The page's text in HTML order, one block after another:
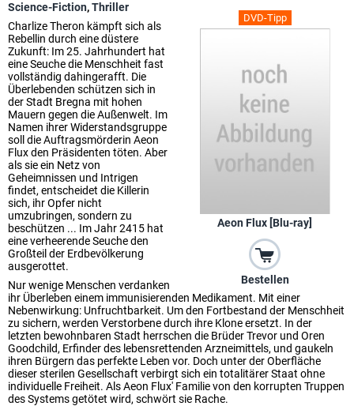
DVD-Tipp
Aeon Flux [Blu-ray]
Bestellen
Science-Fiction,Thriller
Charlize Theron kämpft sich als
Rebellin durch eine düstere
Zukunft: Im 25. Jahrhundert hat
eine Seuche die Menschheit fast
vollständig dahingerafft. Die
Überlebenden schützen sich in
der Stadt Bregna mit hohen
Mauern gegen die Außenwelt. Im
Namen ihrer Widerstandsgruppe
soll die Auftragsmörderin Aeon
Flux den Präsidenten töten. Aber
als sie ein Netz von
Geheimnissen und Intrigen
findet, entscheidet die Killerin
sich, ihr Opfer nicht
umzubringen, sondern zu
beschützen ... Im Jahr 2415 hat
eine verheerende Seuche den
Großteil der Erdbevölkerung
ausgerottet.
Nur wenige Menschen verdanken
ihr Überleben einem immunisierenden Medikament. Mit einer
Nebenwirkung: Unfruchtbarkeit. Um den Fortbestand der Menschheit
zu sichern, werden Verstorbene durch ihre Klone ersetzt. In der
letzten bewohnbaren Stadt herrschen die Brüder Trevor und Oren
Goodchild, Erfinder des lebensrettenden Arzneimittels, und gaukeln
ihren Bürgern das perfekte Leben vor. Doch unter der Oberfläche
dieser sterilen Gesellschaft verbirgt sich ein totalitärer Staat ohne
individuelle Freiheit. Als Aeon Flux' Familie von den korrupten Truppen
des Systems getötet wird, schwört sie Rache.